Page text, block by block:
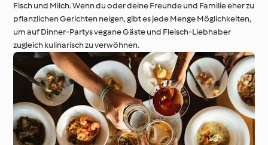
Fisch und Milch. Wenn du oder deine Freunde und Familie eher zu
pflanzlichen Gerichten neigen, gibt es jede Menge Möglichkeiten,
um auf Dinner-Partys vegane Gäste und Fleisch-Liebhaber
zugleich kulinarisch zu verwöhnen.